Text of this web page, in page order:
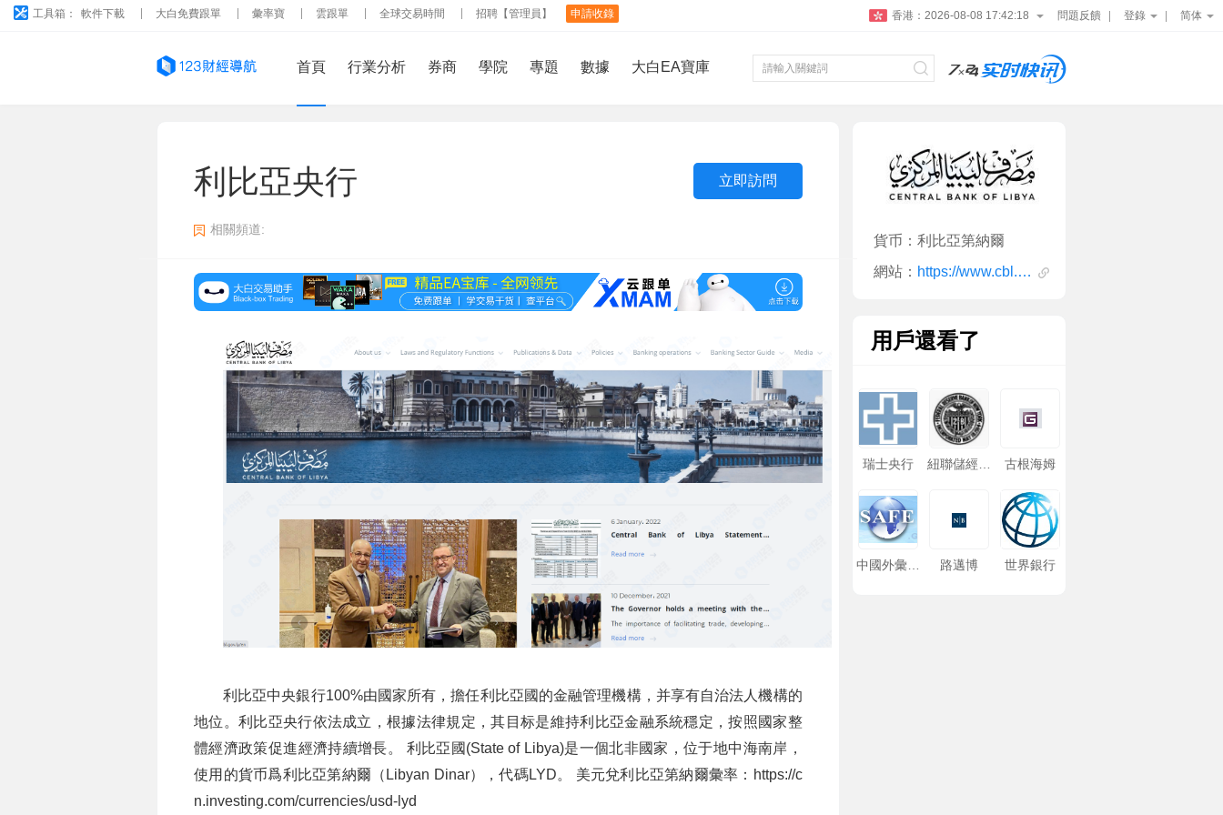
工具箱： 軟件下載 大白免費跟單 彙率寶 雲跟單 全球交易時間 招聘【管理員】 申請收錄 香港： 2026-08-08 17:42:18 問題反饋 登錄 简体
首頁 行業分析 券商 學院 專題 數據 大白EA寶庫
利比亞央行 立即訪問
相關頻道:
利比亞中央銀行100%由國家所有，擔任利比亞國的金融管理機構，并享有自治法人機構的
地位。利比亞央行依法成立，根據法律規定，其目标是維持利比亞金融系統穩定，按照國家整
體經濟政策促進經濟持續增長。 利比亞國(State of Libya)是一個北非國家，位于地中海南岸，
使用的貨币爲利比亞第納爾（Libyan Dinar），代碼LYD。 美元兌利比亞第納爾彙率：https://c
n.investing.com/currencies/usd-lyd
貨币：利比亞第納爾
網站：
https://www.cbl.gov.ly/en/
用戶還看了
瑞士央行
紐聯儲經濟
古根海姆
中國外彙管
路邁博 世界銀行